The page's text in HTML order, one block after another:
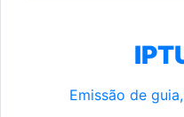
Emissão de